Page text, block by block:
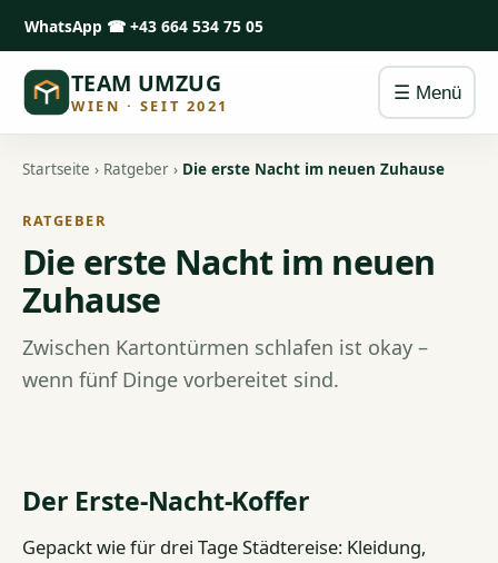
WhatsApp ☎ +43 664 534 75 05
TEAM UMZUG
WIEN · SEIT 2021
☰ Menü
Startseite › Ratgeber › Die erste Nacht im neuen Zuhause
RATGEBER
Die erste Nacht im neuen
Zuhause
Zwischen Kartontürmen schlafen ist okay –
wenn fünf Dinge vorbereitet sind.
Der Erste-Nacht-Koffer
Gepackt wie für drei Tage Städtereise: Kleidung,